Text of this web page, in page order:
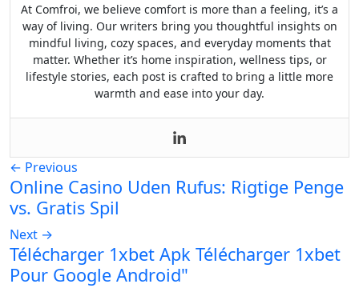
At Comfroi, we believe comfort is more than a feeling, it’s a
way of living. Our writers bring you thoughtful insights on
mindful living, cozy spaces, and everyday moments that
matter. Whether it’s home inspiration, wellness tips, or
lifestyle stories, each post is crafted to bring a little more
warmth and ease into your day.
← Previous
Online Casino Uden Rufus: Rigtige Penge
vs. Gratis Spil
Next →
Télécharger 1xbet Apk Télécharger 1xbet
Pour Google Android"